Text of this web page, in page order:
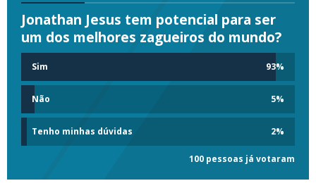
Jonathan Jesus tem potencial para ser
um dos melhores zagueiros do mundo?
Sim 93%
Não 5%
Tenho minhas dúvidas 2%
100 pessoas já votaram